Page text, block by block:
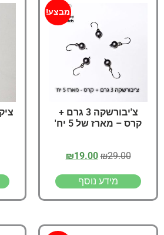
מבצע!
צ'יבורשקה 3 גרם +
קרס – מארז של 5 יח'
₪29.00
₪19.00
מידע נוסף